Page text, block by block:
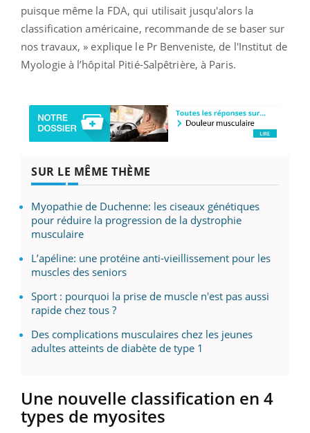
puisque même la FDA, qui utilisait jusqu'alors la
classification américaine, recommande de se baser sur
nos travaux, » explique le Pr Benveniste, de l'Institut de
Myologie à l’hôpital Pitié-Salpêtrière, à Paris.
SUR LE MÊME THÈME
Myopathie de Duchenne: les ciseaux génétiques
pour réduire la progression de la dystrophie
musculaire
L’apéline: une protéine anti-vieillissement pour les
muscles des seniors
Sport : pourquoi la prise de muscle n'est pas aussi
rapide chez tous ?
Des complications musculaires chez les jeunes
adultes atteints de diabète de type 1
Une nouvelle classification en 4
types de myosites